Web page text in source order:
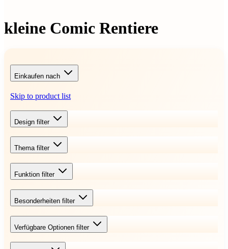
kleine Comic Rentiere
Einkaufen nach
Skip to product list
Design filter
Thema filter
Funktion filter
Besonderheiten filter
Verfügbare Optionen filter